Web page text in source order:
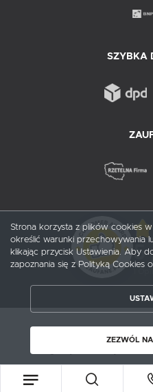
SZYBKA
5
Copyright
Strona korzysta z plików cookies w
określić warunki przechowywania
klikając przycisk Ustawienia. Aby
zapoznania się z Polityką Cookies
ZEZWÓL
ZAPISZ